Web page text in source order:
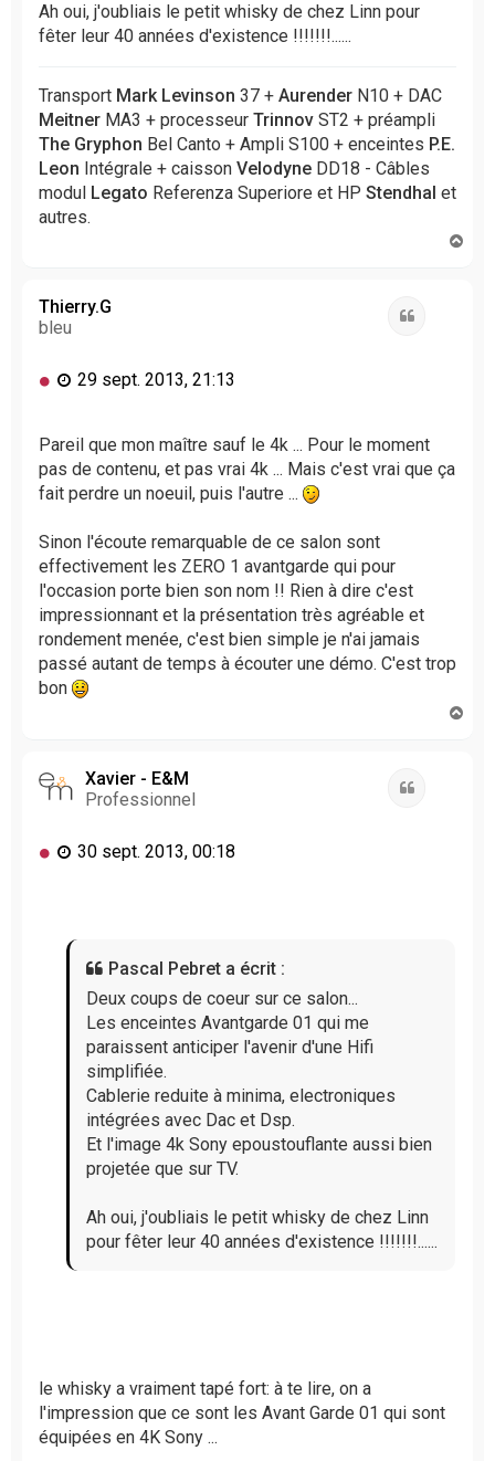
Ah oui, j'oubliais le petit whisky de chez Linn pour
fêter leur 40 années d'existence !!!!!!!......
Transport Mark Levinson 37 + Aurender N10 + DAC
Meitner MA3 + processeur Trinnov ST2 + préampli
The Gryphon Bel Canto + Ampli S100 + enceintes P.E.
Leon Intégrale + caisson Velodyne DD18 - Câbles
modul Legato Referenza Superiore et HP Stendhal et
autres.
Thierry.G
bleu
M
s
a
g
e
o
n
l
u
29 sept. 2013, 21:13
Pareil que mon maître sauf le 4k ... Pour le moment
pas de contenu, et pas vrai 4k ... Mais c'est vrai que ça
fait perdre un noeuil, puis l'autre ...
Sinon l'écoute remarquable de ce salon sont
effectivement les ZERO 1 avantgarde qui pour
l'occasion porte bien son nom !! Rien à dire c'est
impressionnant et la présentation très agréable et
rondement menée, c'est bien simple je n'ai jamais
passé autant de temps à écouter une démo. C'est trop
bon
Xavier - E&M
Professionnel
M 30 sept. 2013, 00:18
Pascal Pebret a écrit :
Deux coups de coeur sur ce salon...
Les enceintes Avantgarde 01 qui me
paraissent anticiper l'avenir d'une Hifi
simplifiée.
Cablerie reduite à minima, electroniques
intégrées avec Dac et Dsp.
Et l'image 4k Sony epoustouflante aussi bien
projetée que sur TV.
Ah oui, j'oubliais le petit whisky de chez Linn
pour fêter leur 40 années d'existence !!!!!!!......
le whisky a vraiment tapé fort: à te lire, on a
l'impression que ce sont les Avant Garde 01 qui sont
équipées en 4K Sony ...